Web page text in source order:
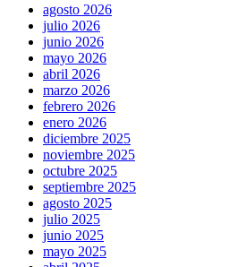
agosto 2026
julio 2026
junio 2026
mayo 2026
abril 2026
marzo 2026
febrero 2026
enero 2026
diciembre 2025
noviembre 2025
octubre 2025
septiembre 2025
agosto 2025
julio 2025
junio 2025
mayo 2025